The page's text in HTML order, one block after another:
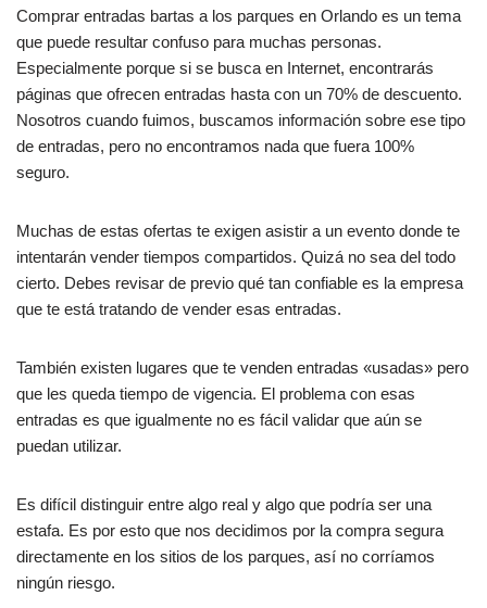
Comprar entradas bartas a los parques en Orlando es un tema
que puede resultar confuso para muchas personas.
Especialmente porque si se busca en Internet, encontrarás
páginas que ofrecen entradas hasta con un 70% de descuento.
Nosotros cuando fuimos, buscamos información sobre ese tipo
de entradas, pero no encontramos nada que fuera 100%
seguro.
Muchas de estas ofertas te exigen asistir a un evento donde te
intentarán vender tiempos compartidos. Quizá no sea del todo
cierto. Debes revisar de previo qué tan confiable es la empresa
que te está tratando de vender esas entradas.
También existen lugares que te venden entradas «usadas» pero
que les queda tiempo de vigencia. El problema con esas
entradas es que igualmente no es fácil validar que aún se
puedan utilizar.
Es difícil distinguir entre algo real y algo que podría ser una
estafa. Es por esto que nos decidimos por la compra segura
directamente en los sitios de los parques, así no corríamos
ningún riesgo.